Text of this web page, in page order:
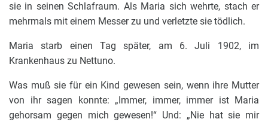
sie in seinen Schlafraum. Als Maria sich wehrte, stach er
mehrmals mit einem Messer zu und verletzte sie tödlich.
Maria starb einen Tag später, am 6. Juli 1902, im
Krankenhaus zu Nettuno.
Was muß sie für ein Kind gewesen sein, wenn ihre Mutter
von ihr sagen konnte: „Immer, immer, immer ist Maria
gehorsam gegen mich gewesen!“ Und: „Nie hat sie mir